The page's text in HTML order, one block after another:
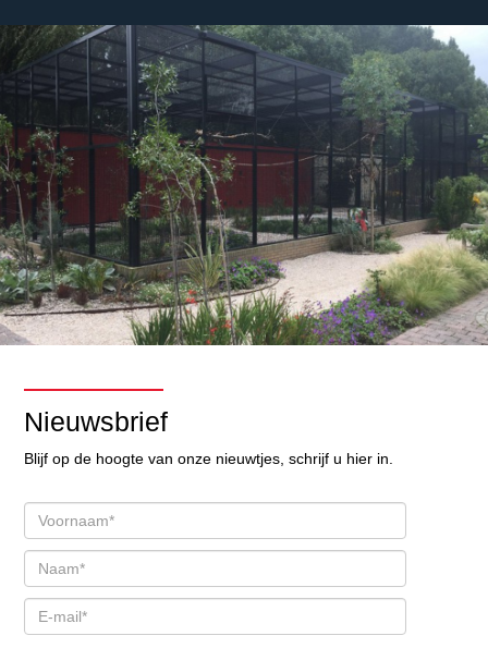
Nieuwsbrief
Blijf op de hoogte van onze nieuwtjes, schrijf u hier in.